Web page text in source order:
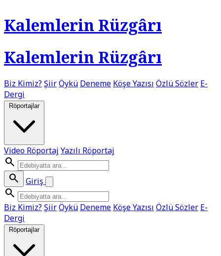
Kalemlerin Rüzgârı
Kalemlerin Rüzgârı
Biz Kimiz? ŞiirÖykü Deneme Köşe Yazısı Özlü Sözler E-
Dergi
Röportajlar
Video Röportaj Yazılı Röportaj
search
search
Giriş
search
Biz Kimiz? ŞiirÖykü Deneme Köşe Yazısı Özlü Sözler E-
Dergi
Röportajlar